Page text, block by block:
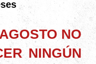
meses
NO
NINGÚN